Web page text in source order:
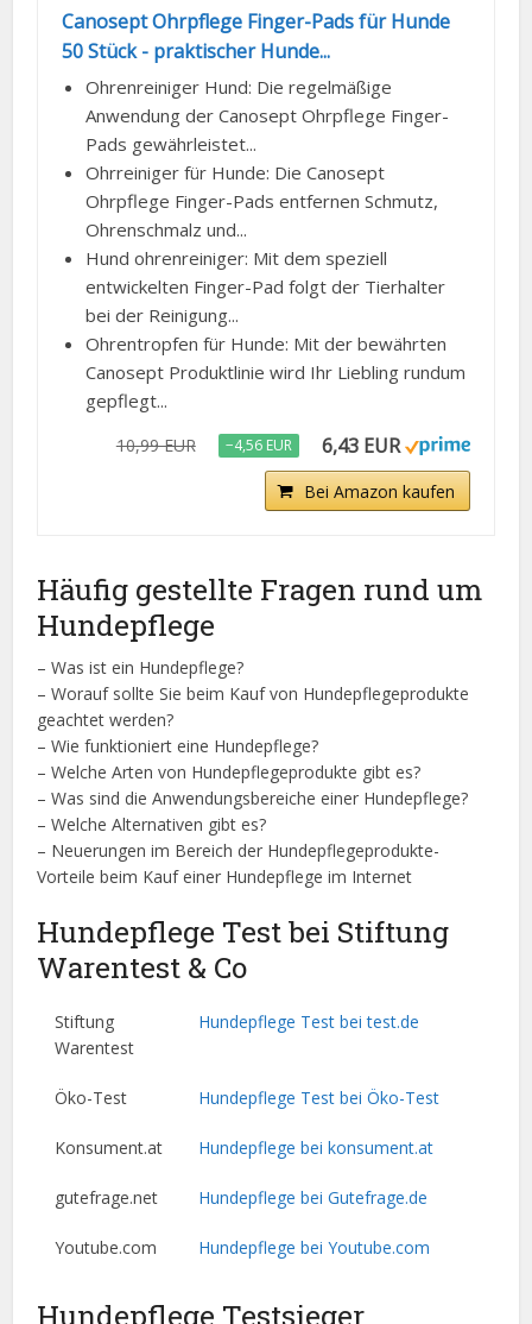
Ohrenreiniger Hund: Die regelmäßige
Anwendung der Canosept Ohrpflege Finger-
Pads gewährleistet...
Ohrreiniger für Hunde: Die Canosept
Ohrpflege Finger-Pads entfernen Schmutz,
Ohrenschmalz und...
Hund ohrenreiniger: Mit dem speziell
entwickelten Finger-Pad folgt der Tierhalter
bei der Reinigung...
Ohrentropfen für Hunde: Mit der bewährten
Canosept Produktlinie wird Ihr Liebling rundum
gepflegt...
10,99 EUR
Bei Amazon kaufen
Hundepflege
– Was ist ein Hundepflege?
– Worauf sollte Sie beim Kauf von Hundepflegeprodukte
geachtet werden?
– Wie funktioniert eine Hundepflege?
– Welche Arten von Hundepflegeprodukte gibt es?
– Was sind die Anwendungsbereiche einer Hundepflege?
– Welche Alternativen gibt es?
– Neuerungen im Bereich der Hundepflegeprodukte-
Vorteile beim Kauf einer Hundepflege im Internet
Hundepflege Test bei Stiftung
Warentest & Co
Stiftung
Hundepflege Test bei test.de
Öko-Test
Konsument.at Hundepflege bei konsument.at
gutefrage.net Hundepflege bei Gutefrage.de
Youtube.com Hundepflege bei Youtube.com
Hundepflege Testsieger
Stiftung Warentest ist bekannt dafür, eine Vielzahl an